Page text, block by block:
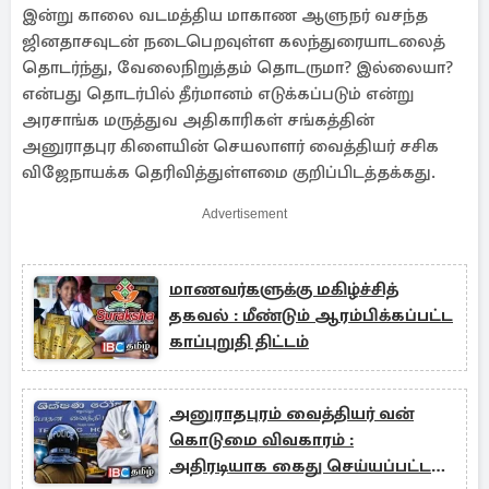
இன்று காலை வடமத்திய மாகாண ஆளுநர் வசந்த
ஜினதாசவுடன் நடைபெறவுள்ள கலந்துரையாடலைத்
தொடர்ந்து, வேலைநிறுத்தம் தொடருமா? இல்லையா?
என்பது தொடர்பில் தீர்மானம் எடுக்கப்படும் என்று
அரசாங்க மருத்துவ அதிகாரிகள் சங்கத்தின்
அனுராதபுர கிளையின் செயலாளர் வைத்தியர் சசிக
விஜேநாயக்க தெரிவித்துள்ளமை குறிப்பிடத்தக்கது.
Advertisement
மாணவர்களுக்கு மகிழ்ச்சித்
தகவல் : மீண்டும் ஆரம்பிக்கப்பட்ட
காப்புறுதி திட்டம்
அனுராதபுரம் வைத்தியர் வன்
கொடுமை விவகாரம் :
அதிரடியாக கைது செய்யப்பட்ட